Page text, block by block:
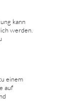
kann
werden.
einem
auf